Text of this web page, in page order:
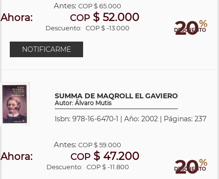
20%
DESCUENTO
Antes:COP$ 65.000
Ahora: COP $ 52.000
Descuento: COP $ -13.000
NOTIFICARME
SUMMA DE MAQROLL EL GAVIERO
Autor: Álvaro Mutis
Isbn: 978-16-6470-1 | Año: 2002 | Páginas: 237
20%
DESCUENTO
Antes:COP$ 59.000
Ahora: COP$ 47.200
Descuento: COP $ -11.800